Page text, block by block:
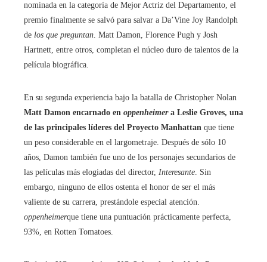
nominada en la categoría de Mejor Actriz del Departamento, el
premio finalmente se salvó para salvar a Da’Vine Joy Randolph
de los que preguntan. Matt Damon, Florence Pugh y Josh
Hartnett, entre otros, completan el núcleo duro de talentos de la
película biográfica.
En su segunda experiencia bajo la batalla de Christopher Nolan
Matt Damon encarnado en oppenheimera Leslie Groves, una
de las principales líderes del Proyecto Manhattan que tiene
un peso considerable en el largometraje. Después de sólo 10
años, Damon también fue uno de los personajes secundarios de
las películas más elogiadas del director, Interesante. Sin
embargo, ninguno de ellos ostenta el honor de ser el más
valiente de su carrera, prestándole especial atención.
oppenheimerque tiene una puntuación prácticamente perfecta,
93%, en Rotten Tomatoes.